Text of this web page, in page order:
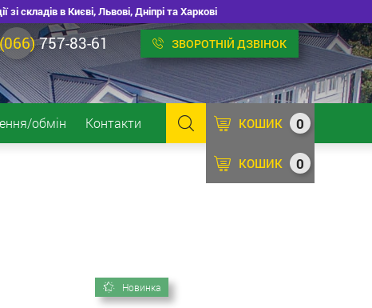
складів в Києві, Львові, Дніпрі та Харкові
(066)757-83-61 ЗВОРОТНІЙ ДЗВІНОК
обмін Контакти 0
КОШИК
0
КОШИК
Новинка